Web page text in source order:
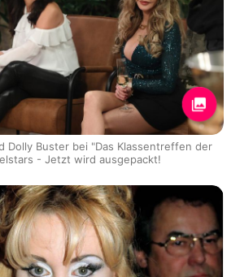
Dolly Buster bei "Das Klassentreffen der
- Jetzt wird ausgepackt!